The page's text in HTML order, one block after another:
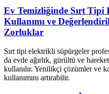
Ev Temizliğinde Sırt
Kullanımı ve
Zorluklar
Sırt tipi elektrikli süpürgeler
da evde ağırlık, gürültü ve
kullanılır. Yenilikçi çözümler ve
kullanımını artırabilir.